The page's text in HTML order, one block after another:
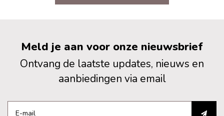
Meld je aan voor onze nieuwsbrief
Ontvang de laatste updates, nieuws en
aanbiedingen via email